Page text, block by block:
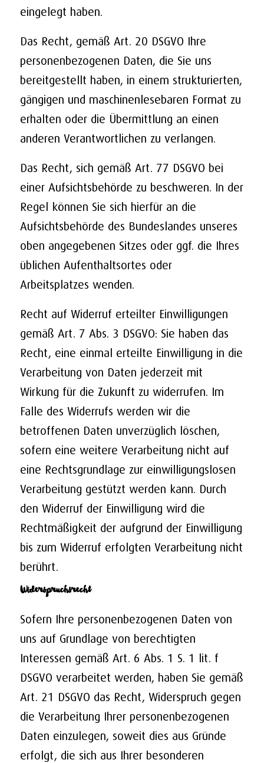
eingelegt haben.
Das Recht, gemäß Art. 20 DSGVO Ihre
personenbezogenen Daten, die Sie uns
bereitgestellt haben, in einem strukturierten,
gängigen und maschinenlesebaren Format zu
erhalten oder die Übermittlung an einen
anderen Verantwortlichen zu verlangen.
Das Recht, sich gemäß Art. 77 DSGVO bei
einer Aufsichtsbehörde zu beschweren. In der
Regel können Sie sich hierfür an die
Aufsichtsbehörde des Bundeslandes unseres
oben angegebenen Sitzes oder ggf. die Ihres
üblichen Aufenthaltsortes oder
Arbeitsplatzes wenden.
Recht auf Widerruf erteilter Einwilligungen
gemäß Art. 7 Abs. 3 DSGVO: Sie haben das
Recht, eine einmal erteilte Einwilligung in die
Verarbeitung von Daten jederzeit mit
Wirkung für die Zukunft zu widerrufen. Im
Falle des Widerrufs werden wir die
betroffenen Daten unverzüglich löschen,
sofern eine weitere Verarbeitung nicht auf
eine Rechtsgrundlage zur einwilligungslosen
Verarbeitung gestützt werden kann. Durch
den Widerruf der Einwilligung wird die
Rechtmäßigkeit der aufgrund der Einwilligung
bis zum Widerruf erfolgten Verarbeitung nicht
berührt.
Widerspruchsrecht
Sofern Ihre personenbezogenen Daten von
uns auf Grundlage von berechtigten
Interessen gemäß Art. 6 Abs. 1 S. 1 lit. f
DSGVO verarbeitet werden, haben Sie gemäß
Art. 21 DSGVO das Recht, Widerspruch gegen
die Verarbeitung Ihrer personenbezogenen
Daten einzulegen, soweit dies aus Gründe
erfolgt, die sich aus Ihrer besonderen